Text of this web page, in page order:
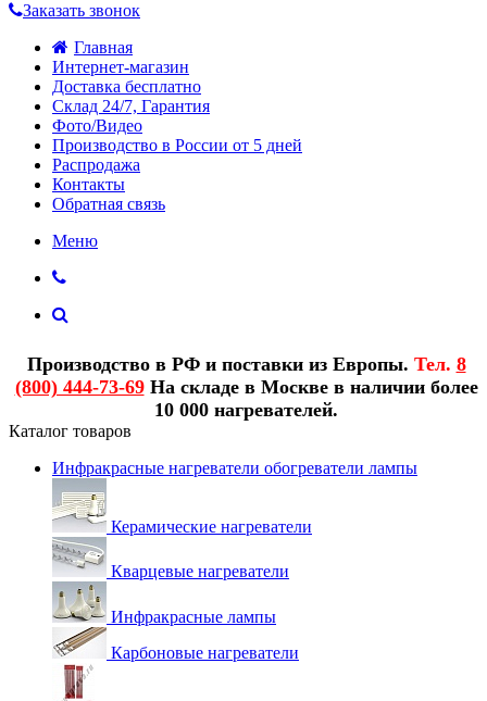
Заказать звонок
Главная
Интернет-магазин
Доставка бесплатно
Склад 24/7, Гарантия
Фото/Видео
Производство в России от 5 дней
Распродажа
Контакты
Обратная связь
Меню
Производство в РФ и поставки из Европы. Тел. 8
(800) 444-73-69На складе в Москве в наличии более
10 000 нагревателей.
Каталог товаров
Инфракрасные нагреватели обогреватели лампы
Керамические нагреватели
Кварцевые нагреватели
Инфракрасные лампы
Карбоновые нагреватели